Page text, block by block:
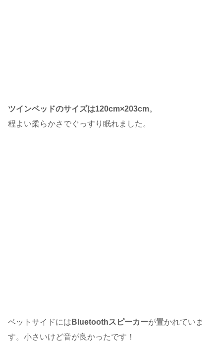
ツインベッドのサイズは120cm×203cm。
程よい柔らかさでぐっすり眠れました。
ベットサイドには Bluetoothスピーカーが置かれていま
す。小さいけど音が良かったです！